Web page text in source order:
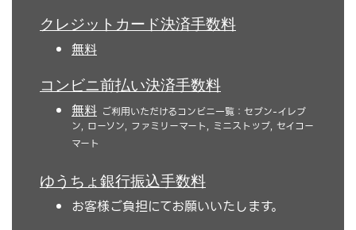
クレジットカード決済手数料
無料
コンビニ前払い決済手数料
無料 ご利用いただけるコンビニ一覧：セブン-イレブ
ン, ローソン, ファミリーマート, ミニストップ, セイコー
マート
ゆうちょ銀行振込手数料
お客様ご負担にてお願いいたします。